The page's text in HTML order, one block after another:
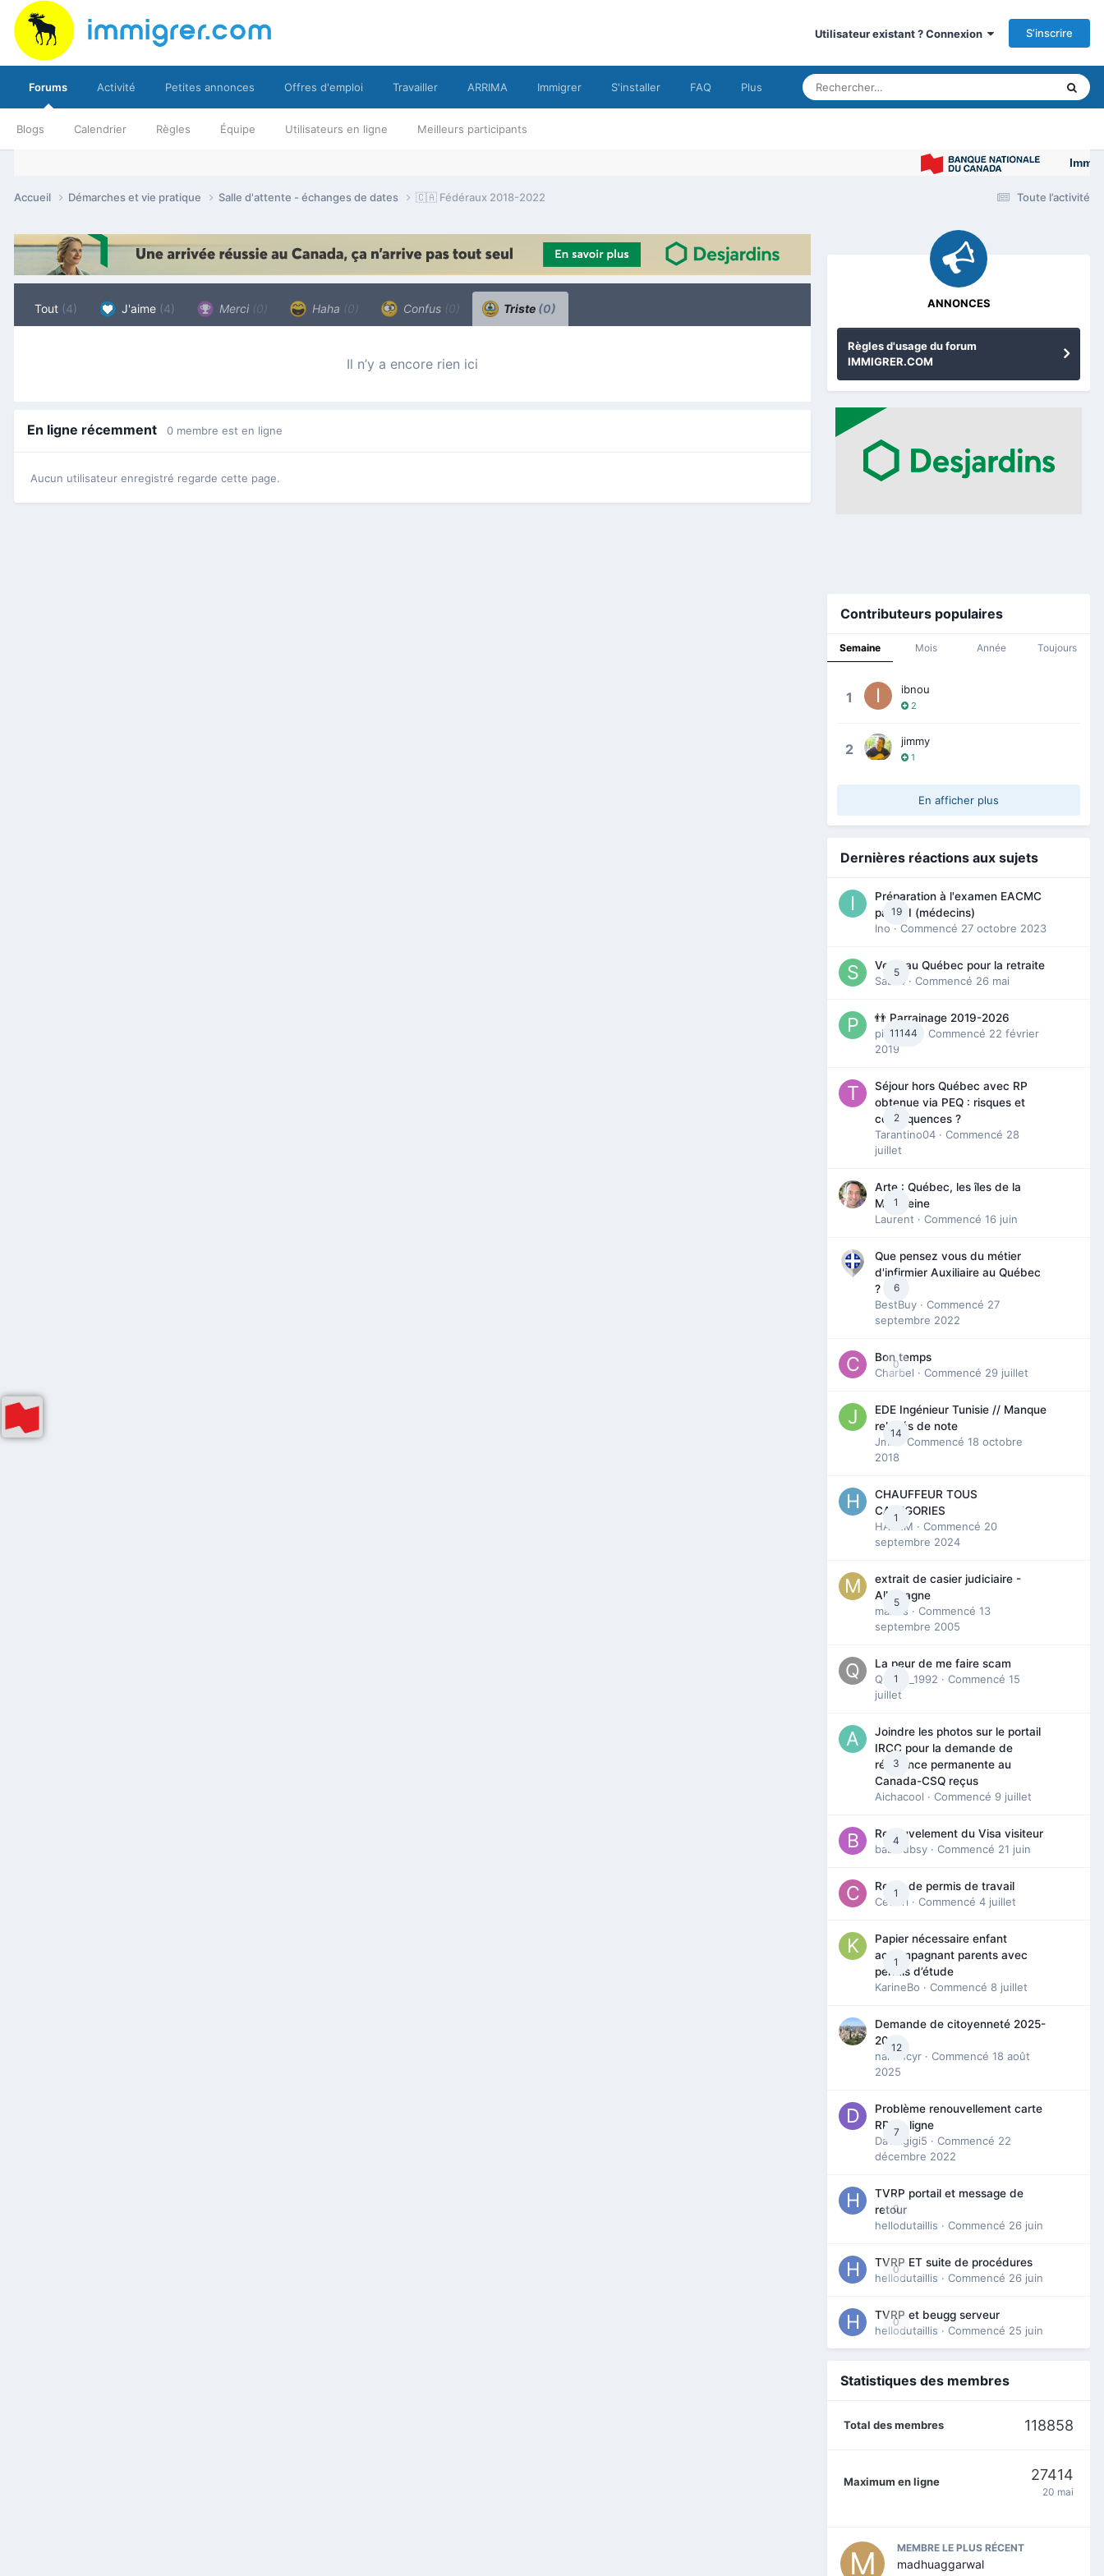
Utilisateur existant ? Connexion S’inscrire
Forums
Blogs Calendrier Règles Équipe Utilisateurs en ligne Meilleurs participants
Activité Petites annonces Offres d'emploi Travailler ARRIMA Immigrer S'installer FAQ Plus
Immigrer
Toute l’activité
Accueil Démarches et vie pratique Salle d'attente - échanges de dates 🇨🇦 Fédéraux 2018-2022
Tout (4) J'aime (4) Merci (0) Haha (0) Confus (0) Triste (0)
Il n’y a encore rien ici
En ligne récemment 0 membre est en ligne
Aucun utilisateur enregistré regarde cette page.
ANNONCES
Règles d'usage du forum
IMMIGRER.COM
Contributeurs populaires
Semaine Mois Année Toujours
1 ibnou
2
2 jimmy
1
En afficher plus
Dernières réactions aux sujets
19
Préparation à l'examen EACMC
partie I (médecins)
Ino · Commencé 27 octobre 2023
5
Venir au Québec pour la retraite
Sab74 · Commencé 26 mai
11144
👬 Parrainage 2019-2026
piinoush
· Commencé 22 février
2019
2
Séjour hors Québec avec RP
obtenue via PEQ : risques et
conséquences ?
Tarantino04 · Commencé 28
juillet
1
Arte : Québec, les îles de la
Madeleine
Laurent · Commencé 16 juin
6
Que pensez vous du métier
d'infirmier Auxiliaire au Québec
?
BestBuy · Commencé 27
septembre 2022
0
Bon temps
Charbel · Commencé 29 juillet
14
EDE Ingénieur Tunisie // Manque
relevés de note
Jmili
· Commencé 18 octobre
2018
1
CHAUFFEUR TOUS
CATEGORIES
HAZEM · Commencé 20
septembre 2024
5
extrait de casier judiciaire -
Allemagne
maries · Commencé 13
septembre 2005
1
La peur de me faire scam
Queen_1992 · Commencé 15
juillet
3
Joindre les photos sur le portail
IRCC pour la demande de
résidence permanente au
Canada-CSQ reçus
Aichacool · Commencé 9 juillet
4
Renouvelement du Visa visiteur
babibubsy · Commencé 21 juin
1
Refus de permis de travail
Cedbri · Commencé 4 juillet
1
Papier nécessaire enfant
accompagnant parents avec
permis d’étude
KarineBo · Commencé 8 juillet
12
Demande de citoyenneté 2025-
2026
nanancyr · Commencé 18 août
2025
7
Problème renouvellement carte
RP en ligne
Davidgigi5 · Commencé 22
décembre 2022
0
TVRP portail et message de
retour
hellodutaillis · Commencé 26 juin
0
TVRP ET suite de procédures
hellodutaillis · Commencé 26 juin
0
TVRP et beugg serveur
hellodutaillis · Commencé 25 juin
Statistiques des membres
Total des membres 118858
Maximum en ligne 27414
20 mai
MEMBRE LE PLUS RÉCENT
madhuaggarwal